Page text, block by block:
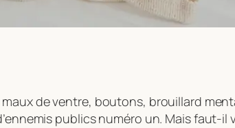
de ventre, boutons, brouillard
publics numéro un. Mais faut-il